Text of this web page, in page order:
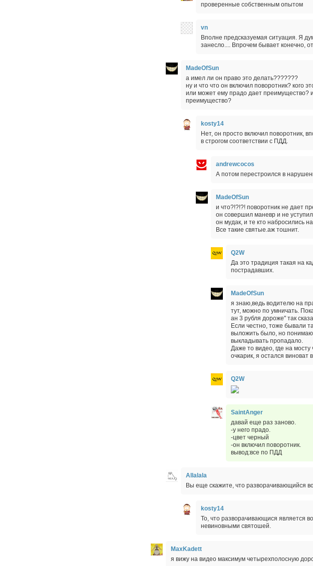
проверенные собственным опытом
vn
Вполне предсказуемая ситуация. Я
занесло.... Впрочем бывает конечно,
MadeOfSun
а имел ли он право это делать???????
ну и что что он включил поворотник? кого
или может ему прадо дает преимущество?
преимущество?
kosty14
Нет, он просто включил поворотник,
в строгом соответствии с ПДД.
andrewcocos
А потом перестроился в
MadeOfSun
и что?!?!?! поворотник не дает
он совершил маневр и не уступил.
он мудак, и те кто набросились
Все такие святые.аж тошнит.
Q2W
Да это традиция такая на
пострадавших.
MadeOfSun
я знаю,ведь водителю на
тут, можно по умничать.
ан 3 рубля дороже" так
Если честно, тоже бывали
выложить было, но
выкладывать пропадало.
Даже то видео, где на
очкарик, я остался виноват
Q2W
SaintAnger
давай еще раз заново.
-у него прадо.
-цвет черный
-он включил поворотник.
вывод:все по ПДД
Allalala
Вы еще скажите, что разворачивающийся
kosty14
То, что разворачивающися является
невиновными святошей.
MaxKadett
я вижу на видео максимум четырехполосную